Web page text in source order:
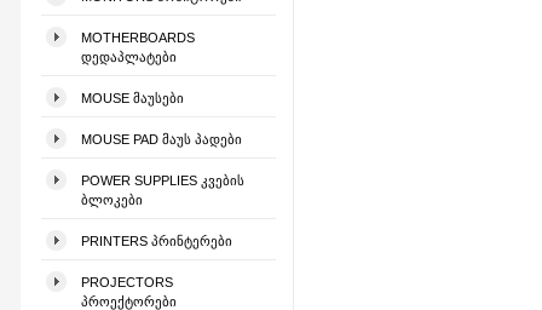
MOTHERBOARDS
ᲓᲔᲓᲐᲞᲚᲐᲢᲔᲑᲘ
MOUSE ᲛᲐᲣᲡᲔᲑᲘ
MOUSE PAD ᲛᲐᲣᲡ ᲞᲐᲓᲔᲑᲘ
POWER SUPPLIES ᲙᲕᲔᲑᲘᲡ
ᲑᲚᲝᲙᲔᲑᲘ
PRINTERS ᲞᲠᲘᲜᲢᲔᲠᲔᲑᲘ
PROJECTORS
ᲞᲠᲝᲔᲥᲢᲝᲠᲔᲑᲘ